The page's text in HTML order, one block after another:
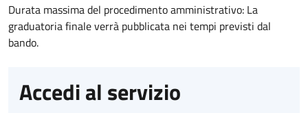
Durata massima del procedimento amministrativo: La
graduatoria finale verrà pubblicata nei tempi previsti dal
bando.
Accedi al servizio